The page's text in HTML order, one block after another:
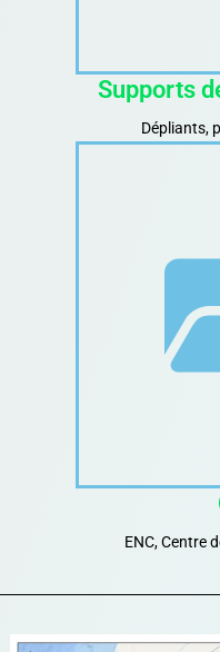
Supports
Dépliants,
ENC, Centre